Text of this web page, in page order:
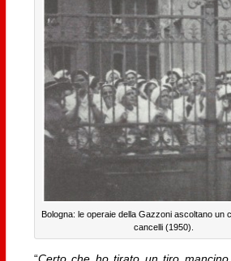
Bologna: le operaie della Gazzoni ascoltano un
cancelli (1950).